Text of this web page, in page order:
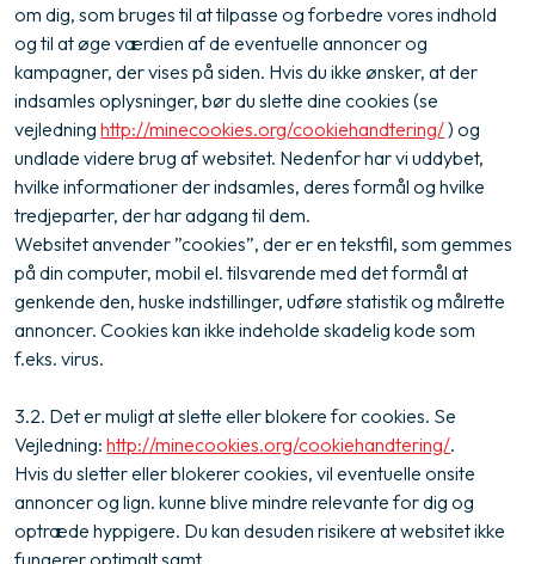
om dig, som bruges til at tilpasse og forbedre vores indhold
og til at øge værdien af de eventuelle annoncer og
kampagner, der vises på siden. Hvis du ikke ønsker, at der
indsamles oplysninger, bør du slette dine cookies (se
vejledninghttp://minecookies.org/cookiehandtering/) og
undlade videre brug af websitet. Nedenfor har vi uddybet,
hvilke informationer der indsamles, deres formål og hvilke
tredjeparter, der har adgang til dem.
Websitet anvender ”cookies”, der er en tekstfil, som gemmes
på din computer, mobil el. tilsvarende med det formål at
genkende den, huske indstillinger, udføre statistik og målrette
annoncer. Cookies kan ikke indeholde skadelig kode som
f.eks. virus.
3.2. Det er muligt at slette eller blokere for cookies. Se
Vejledning:http://minecookies.org/cookiehandtering/.
Hvis du sletter eller blokerer cookies, vil eventuelle onsite
annoncer og lign. kunne blive mindre relevante for dig og
optræde hyppigere. Du kan desuden risikere at websitet ikke
fungerer optimalt samt